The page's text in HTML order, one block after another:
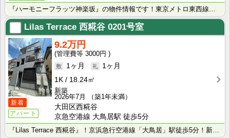
Lilas Terrace 西糀谷 0201号室
新着
アパート
9.2万円
3000円
1ヶ月
1ヶ月
1K
18.24㎡
新築
2026年7月
（築1年未満）
大田区西糀谷
京急空港線 大鳥居駅 徒歩5分